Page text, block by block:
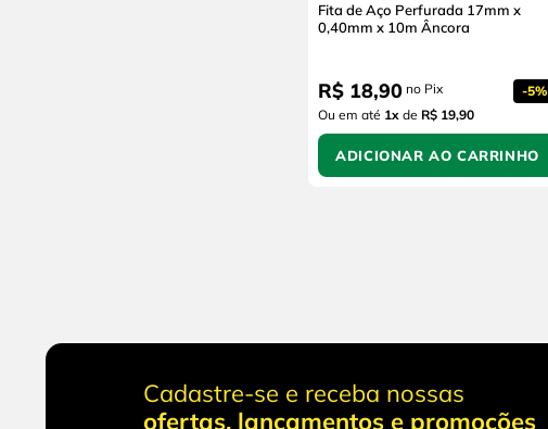
Fita de Aço Perfurada 17mm x
0,40mm x 10m Âncora
R$ 18,90 no Pix -5%
Ou em até 1x de R$ 19,90
ADICIONAR AO CARRINHO
Cadastre-se e receba nossas
ofertas, lançamentos e promoções